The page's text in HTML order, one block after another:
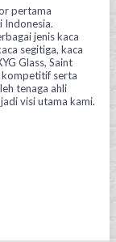
pertama
Indonesia.
jenis kaca
segitiga, kaca
Glass, Saint
kompetitif serta
tenaga ahli
visi utama kami.